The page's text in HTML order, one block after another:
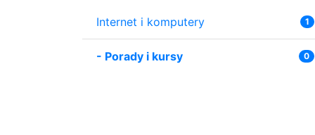
Internet i komputery 1
- Porady i kursy 0